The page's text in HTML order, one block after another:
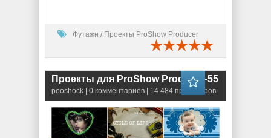
Футажи / Проекты ProShow Producer
Проекты для ProShow Producer-55
pooshock | 0 комментариев | 14 484 просмотров